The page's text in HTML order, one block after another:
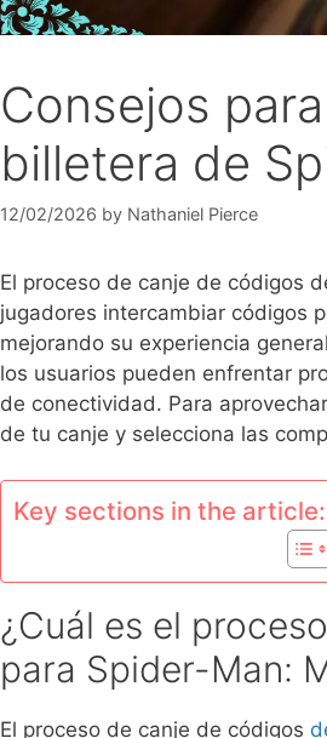
Consejos
billetera de
12/02/2026 by Nathaniel Pierce
El proceso de canje de códigos
jugadores intercambiar códigos
mejorando su experiencia
los usuarios pueden enfrentar
de conectividad. Para
de tu canje y selecciona las
Key sections in the article:
¿Cuál es el
para Spider-Man:
El proceso de canje de códigos